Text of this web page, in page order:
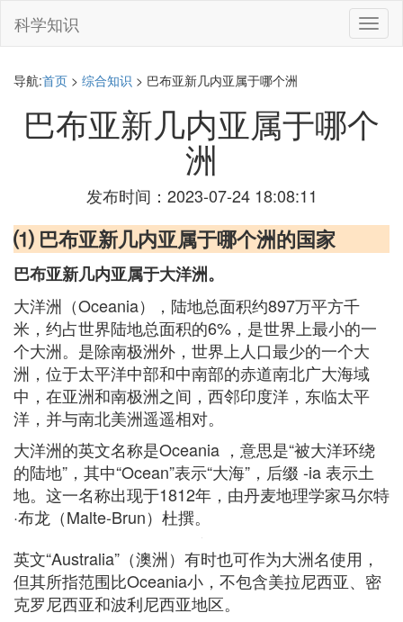
切
换
科学知识
导航:首页 > 综合知识 > 巴布亚新几内亚属于哪个洲
巴布亚新几内亚属于哪个
洲
发布时间：2023-07-24 18:08:11
⑴ 巴布亚新几内亚属于哪个洲的国家
巴布亚新几内亚属于大洋洲。
大洋洲（Oceania），陆地总面积约897万平方千
米，约占世界陆地总面积的6%，是世界上最小的一
个大洲。是除南极洲外，世界上人口最少的一个大
洲，位于太平洋中部和中南部的赤道南北广大海域
中，在亚洲和南极洲之间，西邻印度洋，东临太平
洋，并与南北美洲遥遥相对。
大洋洲的英文名称是Oceania ，意思是“被大洋环绕
的陆地”，其中“Ocean”表示“大海”，后缀 -ia 表示土
地。这一名称出现于1812年，由丹麦地理学家马尔特
·布龙（Malte-Brun）杜撰。
英文“Australia”（澳洲）有时也可作为大洲名使用，
但其所指范围比Oceania小，不包含美拉尼西亚、密
克罗尼西亚和波利尼西亚地区。